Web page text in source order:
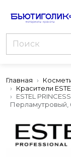
Главная
Красители
ESTEL
Перламутровый,